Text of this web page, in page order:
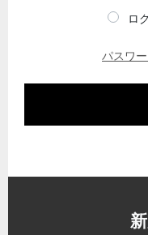
ロ
パスワ